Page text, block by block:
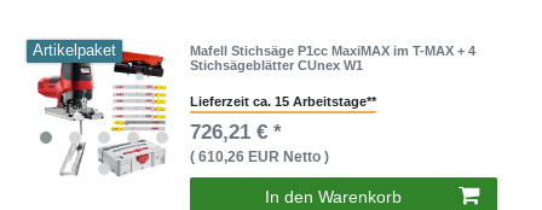
Artikelpaket
Mafell Stichsäge P1cc MaxiMAX im T-MAX + 4
Stichsägeblätter CUnex W1
Lieferzeit ca. 15 Arbeitstage**
726,21 € *
( 610,26 EUR Netto )
In den Warenkorb